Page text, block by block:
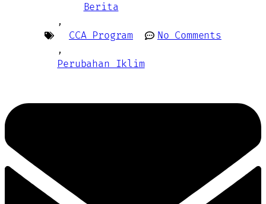
Berita
,
CCA Program
,
Perubahan Iklim
No Comments